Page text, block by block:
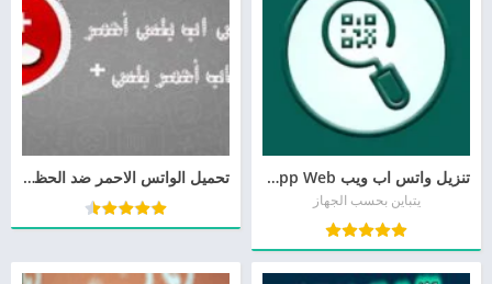
تنزيل واتس اب ويب Whatsapp Web للاندرويد وللايفون
يتباين بحسب الجهاز
تحميل الواتس الاحمر ضد الحظر والهكر 2026 تنزيل واتساب جديد